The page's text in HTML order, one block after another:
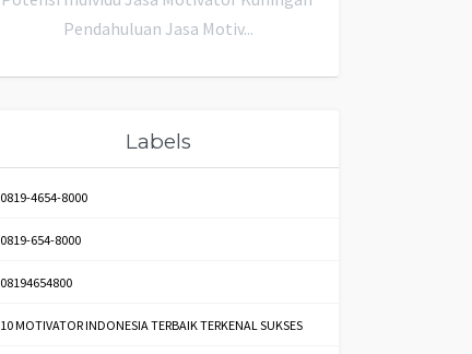
Pendahuluan Jasa Motiv...
Labels
0819-4654-8000
0819-654-8000
08194654800
10 MOTIVATOR INDONESIA TERBAIK TERKENAL SUKSES